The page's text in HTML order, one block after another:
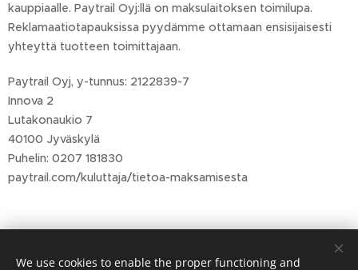
kauppiaalle. Paytrail Oyj:llä on maksulaitoksen toimilupa.
Reklamaatiotapauksissa pyydämme ottamaan ensisijaisesti
yhteyttä tuotteen toimittajaan.
Paytrail Oyj, y-tunnus: 2122839-7
Innova 2
Lutakonaukio 7
40100 Jyväskylä
Puhelin: 0207 181830
paytrail.com/kuluttaja/tietoa-maksamisesta
We use cookies to enable the proper functioning and